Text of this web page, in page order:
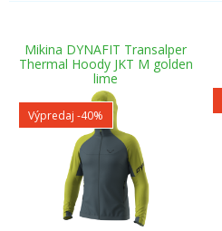
Mikina DYNAFIT Transalper
Thermal Hoody JKT M golden
lime
Výpredaj -40%